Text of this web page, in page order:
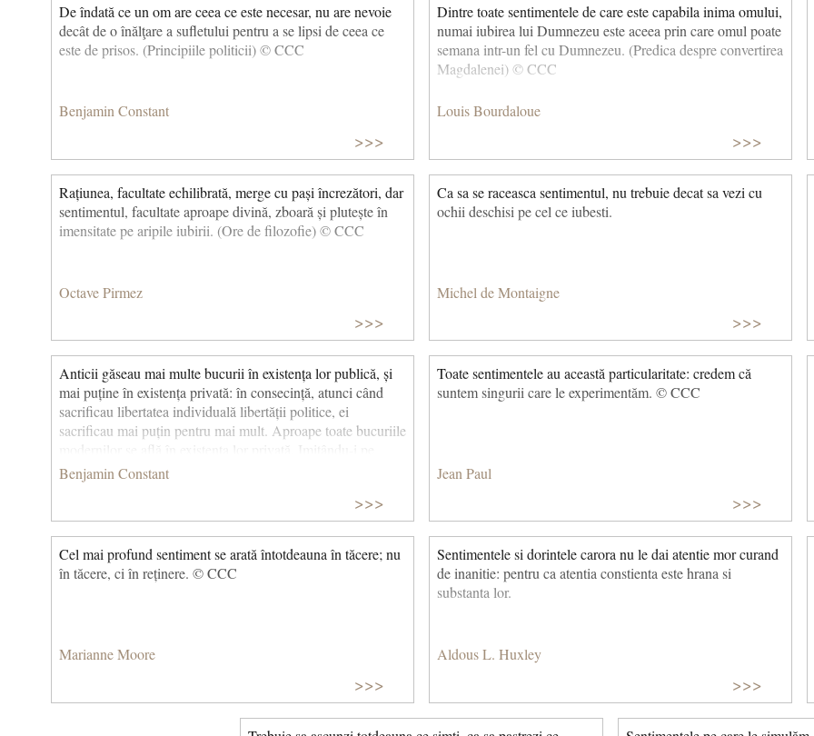
De îndată ce un om are ceea ce este necesar, nu are nevoie
decât de o înălţare a sufletului pentru a se lipsi de ceea ce
este de prisos. (Principiile politicii) © CCC
Benjamin Constant
>>>
Dintre toate sentimentele de care este capabila inima omului,
numai iubirea lui Dumnezeu este aceea prin care omul poate
semana intr-un fel cu Dumnezeu. (Predica despre convertirea
Magdalenei) © CCC
Louis Bourdaloue
>>>
Rațiunea, facultate echilibrată, merge cu pași încrezători, dar
sentimentul, facultate aproape divină, zboară și plutește în
imensitate pe aripile iubirii. (Ore de filozofie) © CCC
Octave Pirmez
>>>
Ca sa se raceasca sentimentul, nu trebuie decat sa vezi cu
ochii deschisi pe cel ce iubesti.
Michel de Montaigne
>>>
Anticii găseau mai multe bucurii în existența lor publică, și
mai puține în existența privată: în consecință, atunci când
sacrificau libertatea individuală libertății politice, ei
sacrificau mai puțin pentru mai mult. Aproape toate bucuriile
modernilor se află în existența lor privată. Imitându-i pe
antici, modernii ar sacrifica deci mai mult pentru a obține
mai puțin.
Benjamin Constant
>>>
Toate sentimentele au această particularitate: credem că
suntem singurii care le experimentăm. © CCC
Jean Paul
>>>
Cel mai profund sentiment se arată întotdeauna în tăcere; nu
în tăcere, ci în reținere. © CCC
Marianne Moore
>>>
Sentimentele si dorintele carora nu le dai atentie mor curand
de inanitie: pentru ca atentia constienta este hrana si
substanta lor.
Aldous L. Huxley
>>>